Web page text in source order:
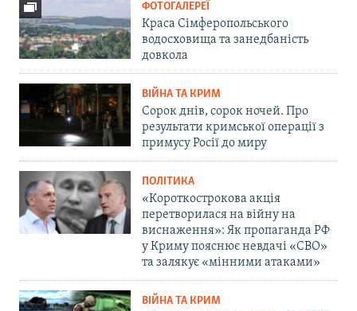
ФОТОГАЛЕРЕЇ
Краса Сімферопольського
водосховища та занедбаність
довкола
ВІЙНА ТА КРИМ
Сорок днів, сорок ночей. Про
результати кримської операції з
примусу Росії до миру
ПОЛІТИКА
«Короткострокова акція
перетворилася на війну на
виснаження»: Як пропаганда РФ
у Криму пояснює невдачі «СВО»
та залякує «мінними атаками»
ВІЙНА ТА КРИМ